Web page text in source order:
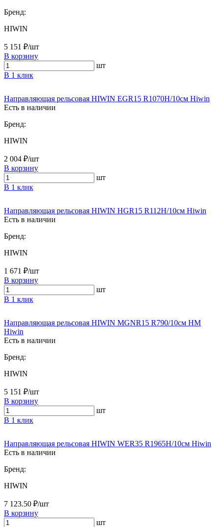
Бренд:
HIWIN
5 151 ₽/шт
В корзину
шт
В 1 клик
Направляющая рельсовая HIWIN EGR15 R1070H/10см Hiwin
Есть в наличии
Бренд:
HIWIN
2 004 ₽/шт
В корзину
шт
В 1 клик
Направляющая рельсовая HIWIN HGR15 R112H/10см Hiwin
Есть в наличии
Бренд:
HIWIN
1 671 ₽/шт
В корзину
шт
В 1 клик
Направляющая рельсовая HIWIN MGNR15 R790/10см HM
Hiwin
Есть в наличии
Бренд:
HIWIN
5 151 ₽/шт
В корзину
шт
В 1 клик
Направляющая рельсовая HIWIN WER35 R1965H/10см Hiwin
Есть в наличии
Бренд:
HIWIN
7 123.50 ₽/шт
В корзину
шт